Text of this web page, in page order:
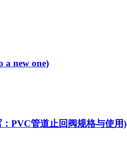
a new one)
PVC管道止回阀规格与使用)